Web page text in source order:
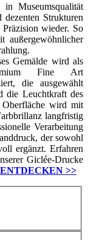
Museumsqualität
Strukturen
wieder. So
außergewöhnlicher
Gemälde wird als
Fine Art
die ausgewählt
die Leuchtkraft des
wird mit
langfristig
Verarbeitung
der sowohl
ergänzt. Erfahren
Giclée-Drucke
>>